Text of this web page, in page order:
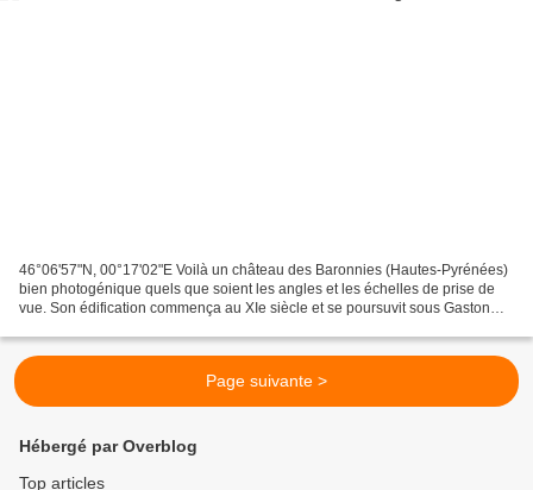
46°06'57"N, 00°17'02"E Voilà un château des Baronnies (Hautes-Pyrénées)
bien photogénique quels que soient les angles et les échelles de prise de
vue. Son édification commença au XIe siècle et se poursuvit sous Gaston
Page suivante >
Hébergé par Overblog
Top articles